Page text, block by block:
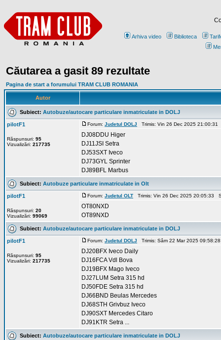
Arhiva video Biblioteca
Căutarea a gasit 89 rezultate
Pagina de start a forumului TRAM CLUB ROMANIA
Autor
Subiect: Autobuze/autocare particulare inmatriculate in DOLJ
pilotF1
Răspunsuri: 95
Vizualizări: 217735
Forum: Judetul DOLJ Trimis: Vin 26 Dec 2025
DJ08DDU Higer
DJ11JSI Setra
DJ53SXT Iveco
DJ73GYL Sprinter
DJ89BFL Marbus
Subiect: Autobuze particulare inmatriculate in Olt
pilotF1
Răspunsuri: 20
Vizualizări: 99069
Forum: Judetul OLT Trimis: Vin 26 Dec 2025 20:05:33
OT80NXD
OT89NXD
Subiect: Autobuze/autocare particulare inmatriculate in DOLJ
pilotF1
Răspunsuri: 95
Vizualizări: 217735
Forum: Judetul DOLJ Trimis: Sâm 22 Mar 2025
DJ20BFX Iveco Daily
DJ16FCA Vdl Bova
DJ19BFX Mago Iveco
DJ27LUM Setra 315 hd
DJ50FDE Setra 315 hd
DJ66BND Beulas Mercedes
DJ68STH Grivbuz Iveco
DJ90SXT Mercedes Citaro
DJ91KTR Setra ...
Subiect: Autobuze/autocare particulare inmatriculate in DOLJ